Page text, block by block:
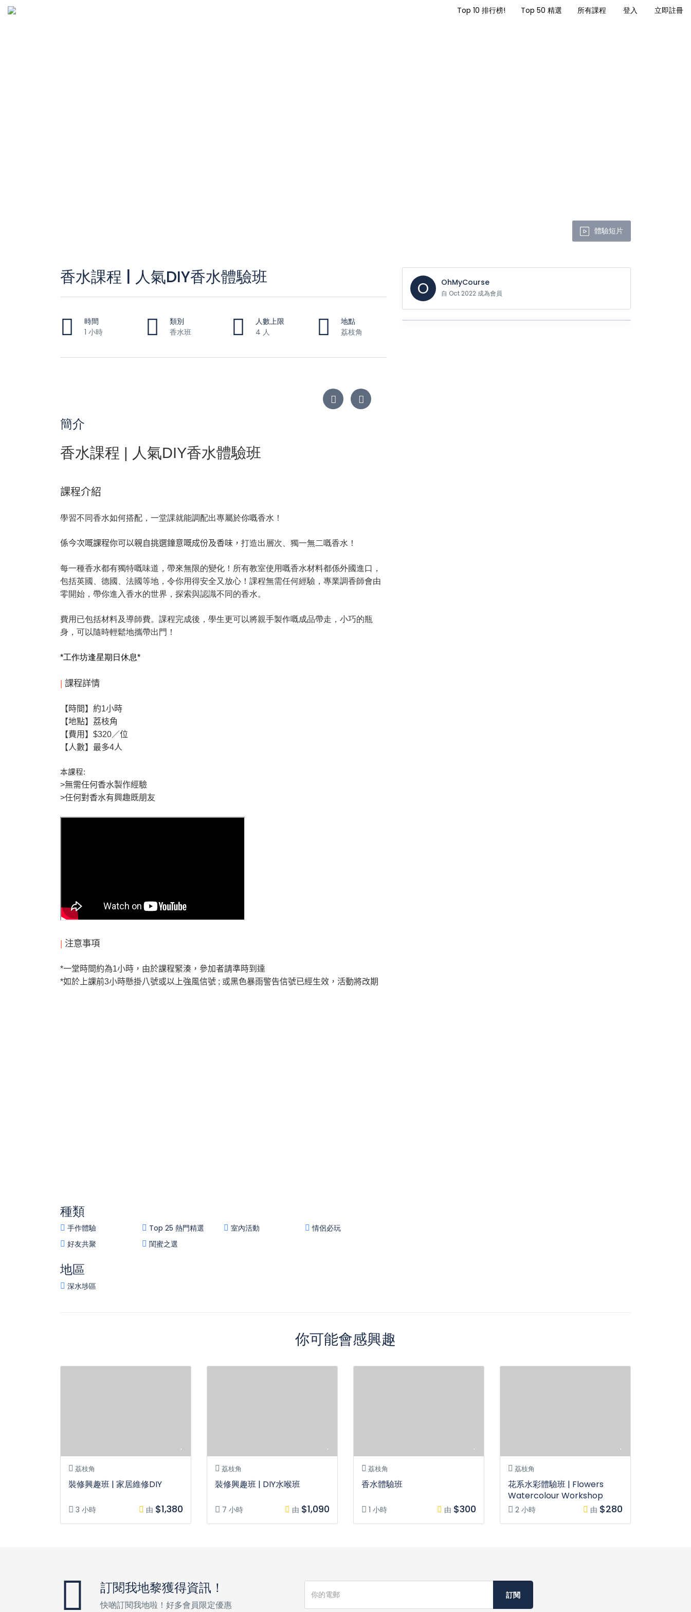
Top 10 排行榜! Top 50 精選 所有課程 登入 立即註冊
體驗短片
香水課程 | 人氣DIY香水體驗班
時間
1 小時
類別
香水班
人數上限
4 人
地點
荔枝角
簡介
香水課程 | 人氣DIY香水體驗班
課程介紹
學習不同香水如何搭配，一堂課就能調配出專屬於你嘅香水！
係今次嘅課程你可以親自挑選鐘意嘅成份及香味， 打造出層次、獨一無二嘅香水！
每一種香水都有獨特嘅味道，帶來無限的變化！ 所有教室使用嘅香水材料都係外國進口，
包括英國、德國、法國等地，令你用得安全又放心！ 課程無需任何經驗，專業調香師會由
零開始，帶你進入香水的世界，探索與認識不同的香水。
費用已包括材料及導師費。 課程完成後，學生更可以將親手製作嘅成品帶走， 小巧的瓶
身，可以隨時輕鬆地攜帶出門！
*工作坊逢星期日休息*
| 課程詳情
【時間】約1小時
【地點】荔枝角
【費用】 $320／位
【人數】最多4人
本課程:
>無需任何香水製作經驗
>任何對香水有興趣既朋友
| 注意事項
*一堂時間約為1小時，由於課程緊湊，參加者請準時到達
*如於上課前3小時懸掛八號或以上強風信號 ; 或黑色暴雨警告信號已經生效，活動將改期
種類
手作體驗 Top 25 熱門精選 室內活動
情侶必玩
好友共聚
閨蜜之選
地區
深水埗區
O OhMyCourse
自 Oct 2022 成為會員
你可能會感興趣
荔枝角
裝修興趣班 | 家居維修DIY
3 小時 由 $1,380
荔枝角
裝修興趣班 | DIY水喉班
7 小時 由 $1,090
荔枝角
香水體驗班
1 小時 由 $300
荔枝角
花系水彩體驗班 | Flowers
Watercolour Workshop
2 小時 由 $280
訂閱我地黎獲得資訊！
快啲訂閱我地啦！好多會員限定優惠
訂閱